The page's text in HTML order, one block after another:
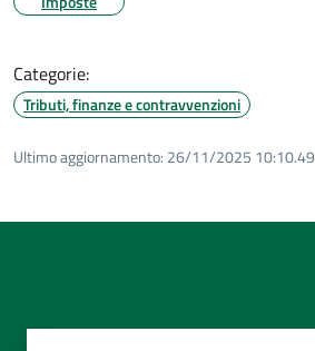
Categorie:
Tributi, finanze e contravvenzioni
Ultimo aggiornamento: 26/11/2025 10:10.49